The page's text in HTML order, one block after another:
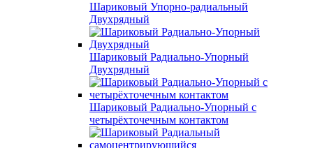
Шариковый Упорно-радиальный
Двухрядный
Шариковый Радиально-Упорный
Двухрядный
Шариковый Радиально-Упорный с
четырёхточечным контактом